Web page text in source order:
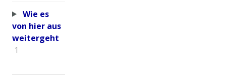
Wie es
von hier aus
weitergeht
1